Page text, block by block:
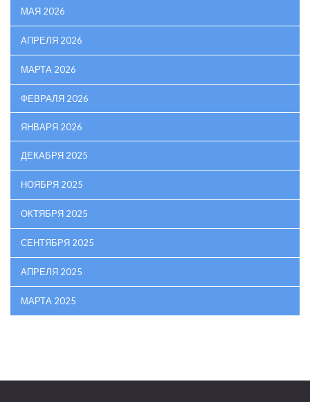
МАЯ 2026
АПРЕЛЯ 2026
МАРТА 2026
ФЕВРАЛЯ 2026
ЯНВАРЯ 2026
ДЕКАБРЯ 2025
НОЯБРЯ 2025
ОКТЯБРЯ 2025
СЕНТЯБРЯ 2025
АПРЕЛЯ 2025
МАРТА 2025